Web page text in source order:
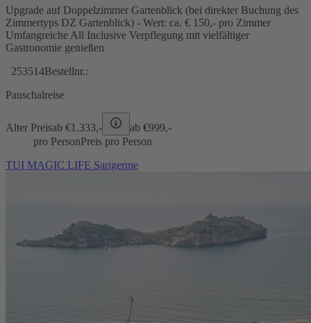
Upgrade auf Doppelzimmer Gartenblick (bei direkter Buchung des
Zimmertyps DZ Gartenblick) - Wert: ca. € 150,- pro Zimmer
Umfangreiche All Inclusive Verpflegung mit vielfältiger
Gastronomie genießen
253514Bestellnr.:
Pauschalreise
Alter Preisab €1.333,- ab €999,-
pro PersonPreis pro Person
TUI MAGIC LIFE Sarigerme